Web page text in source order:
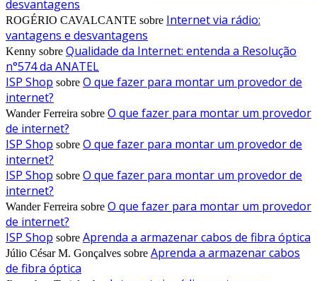
desvantagens
ROGÉRIO CAVALCANTE sobre Internet via rádio:
vantagens e desvantagens
Kenny sobre Qualidade da Internet: entenda a Resolução
n°574 da ANATEL
ISP Shop sobre O que fazer para montar um provedor de
internet?
Wander Ferreira sobre O que fazer para montar um provedor
de internet?
ISP Shop sobre O que fazer para montar um provedor de
internet?
ISP Shop sobre O que fazer para montar um provedor de
internet?
Wander Ferreira sobre O que fazer para montar um provedor
de internet?
ISP Shop sobre Aprenda a armazenar cabos de fibra óptica
Júlio César M. Gonçalves sobre Aprenda a armazenar cabos
de fibra óptica